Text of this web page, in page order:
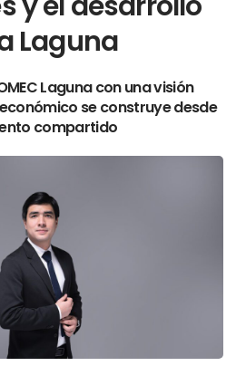
Laguna
Laguna con una visión
se construye desde
compartido